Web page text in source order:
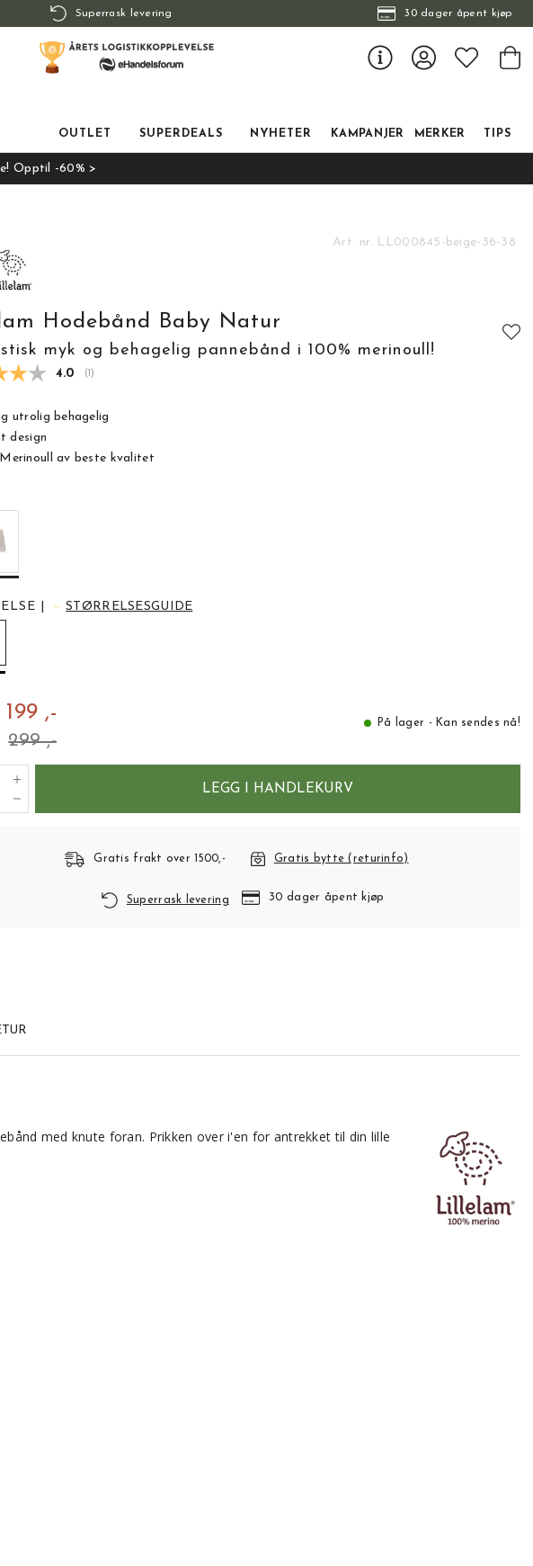
Superrask levering 30 dager åpent kjøp
OUTLET SUPERDEALS NYHETER KAMPANJER MERKER TIPS
Opptil -60% >
Art. nr. LL000845-beige-36-38
Hodebånd Baby Natur
myk og behagelig pannebånd i 100% merinoull!
Gjennomsnittskarakter:
4.0 ( stemmer:
)
utrolig behagelig
design
av beste kvalitet
STØRRELSESGUIDE
199 ,-
299 ,-
På lager - Kan sendes nå!
LEGG I HANDLEKURV
Gratis frakt over 1500,- Gratis bytte (returinfo)
Superrask levering 30 dager åpent kjøp
med knute foran. Prikken over i'en for antrekket til din lille